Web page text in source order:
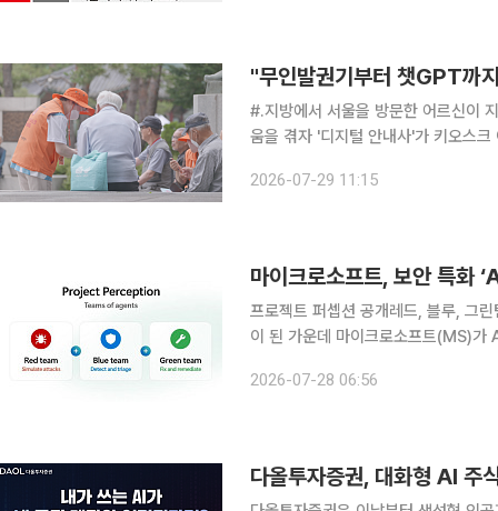
#.지방에서 서울을 방문한 어르신이
움을 겪자 '디지털 안내사'가 키오스
2026-07-29 11:15
마이크로소프트, 보안 특화
프로젝트 퍼셉션 공개레드, 블루, 그
이 된 가운데 마이크로소프트(MS)가 AI를 막는 AI
션을 공개했다. 프로젝트 퍼셉
2026-07-28 06:56
다올투자증권, 대화형 AI 주